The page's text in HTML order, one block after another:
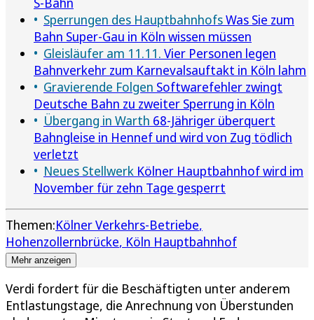
Sperrungen des HauptbahnhofsWas Sie zum
Bahn Super-Gau in Köln wissen müssen
Gleisläufer am 11.11. Vier Personen legen
Bahnverkehr zum Karnevalsauftakt in Köln lahm
Gravierende Folgen Softwarefehler zwingt
Deutsche Bahn zu zweiter Sperrung in Köln
Übergang in Warth 68-Jähriger überquert
Bahngleise in Hennef und wird von Zug tödlich
verletzt
Neues Stellwerk Kölner Hauptbahnhof wird im
November für zehn Tage gesperrt
Themen:Kölner Verkehrs-Betriebe
Hohenzollernbrücke Köln Hauptbahnhof
Mehr anzeigen
Verdi fordert für die Beschäftigten unter anderem
Entlastungstage, die Anrechnung von Überstunden